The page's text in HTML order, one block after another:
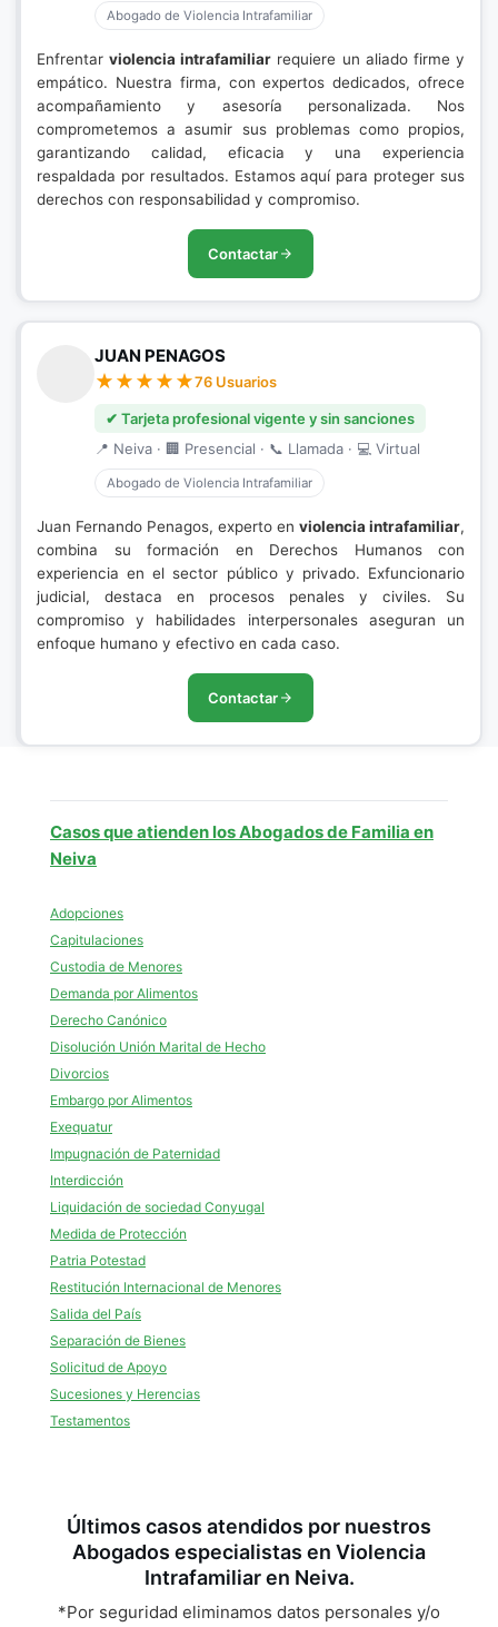
Abogado de Violencia Intrafamiliar
Enfrentarviolencia intrafamiliar requiere un aliado firme y
empático. Nuestra firma, con expertos dedicados, ofrece
acompañamiento y asesoría personalizada. Nos
comprometemos a asumir sus problemas como propios,
garantizando calidad, eficacia y una experiencia
respaldada por resultados. Estamos aquí para proteger sus
derechos con responsabilidad y compromiso.
Contactar
JUAN PENAGOS
76 Usuarios
✔ Tarjeta profesional vigente y sin sanciones
📍 Neiva · 🏢 Presencial · 📞 Llamada · 💻 Virtual
Abogado de Violencia Intrafamiliar
Juan Fernando Penagos, experto en violencia intrafamiliar,
combina su formación en Derechos Humanos con
experiencia en el sector público y privado. Exfuncionario
judicial, destaca en procesos penales y civiles. Su
compromiso y habilidades interpersonales aseguran un
enfoque humano y efectivo en cada caso.
Contactar
Casos que atienden los Abogados de Familia en
Neiva
Adopciones
Capitulaciones
Custodia de Menores
Demanda por Alimentos
Derecho Canónico
Disolución Unión Marital de Hecho
Divorcios
Embargo por Alimentos
Exequatur
Impugnación de Paternidad
Interdicción
Liquidación de sociedad Conyugal
Medida de Protección
Patria Potestad
Restitución Internacional de Menores
Salida del País
Separación de Bienes
Solicitud de Apoyo
Sucesiones y Herencias
Testamentos
Últimos casos atendidos por nuestros
Abogados especialistas en Violencia
Intrafamiliar en Neiva.
*Por seguridad eliminamos datos personales y/o